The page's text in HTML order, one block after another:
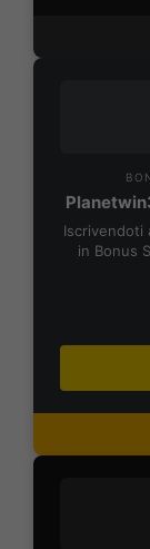
Iscrivendoti
in Bonus